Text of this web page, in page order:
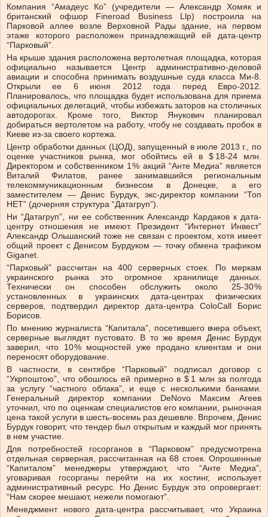
Компания “Амадеус Ко” (учредители — Александр Хомяк и
британский офшор Fineroad Business Llp) построила на
Парковой аллее возле Верховной Рады здание, на первом
этаже которого расположен принадлежащий ей дата-центр
“Парковый”.
На крыше здания расположена вертолетная площадка, которая
официально называется Центр административно-деловой
авиации и способна принимать воздушные суда класса Ми-8.
Открыли ее 6 июня 2012 года перед Евро-2012.
Планировалось, что площадка будет использована для приема
официальных делегаций, чтобы избежать заторов на столичных
автодорогах. Кроме того, Виктор Янукович планировал
добираться вертолетом на работу, чтобу не создавать пробок в
Киеве из-за своего кортежа.
Центр обработки данных (ЦОД), запущенный в июле 2013 г., по
оценке участников рынка, мог обойтись ей в $ 18‑24 млн.
Директором и собственником 1 % акций “Анте Медиа” является
Виталий Филатов, ранее занимавшийся региональным
телекоммуникационным бизнесом в Донецке, а его
заместителем — Денис Бурдук, экс-директор компании “Топ
НЕТ” (дочерняя структура “Датагруп”).
Ни “Датагруп”, ни ее собственник Александр Кардаков к дата-
центру отношения не имеют. Президент “Интернет Инвест”
Александр Ольшанский тоже не связан с проектом, хотя имеет
общий проект с Денисом Бурдуком — точку обмена трафиком
Giganet.
“Парковый” рассчитан на 400 серверных стоек. По меркам
украинского рынка это огромное хранилище данных.
Технически он способен обслужить около 25‑30 %
установленных в украинских дата-центрах физических
серверов, подтвердил директор дата-центра ColoCall Борис
Борисов.
По мнению журналиста “Капитала”, посетившего вчера объект,
серверные выглядят пустовато. В то же время Денис Бурдук
заверил, что 10 % мощностей уже продано клиентам и они
переносят оборудование.
В частности, в сентябре “Парковый” подписал договор с
“Укрпоштою”, что обошлось ей примерно в $ 1 млн за полгода
за услугу “частного облака”, и еще с несколькими банками.
Генеральный директор компании DeNovo Максим Агеев
уточнил, что по оценкам специалистов его компании, рыночная
цена такой услуги в шесть-восемь раз дешевле. Впрочем, Денис
Бурдук говорит, что тендер был открытым и каждый мог принять
в нем участие.
Для потребностей госорганов в “Парковом” предусмотрена
отдельная серверная, рассчитанная на 68 стоек. Опрошенные
“Капиталом” менеджеры утверждают, что “Анте Медиа”,
уговаривая госорганы перейти на их хостинг, использует
административный ресурс. Но Денис Бурдук это опровергает:
“Нам скорее мешают, нежели помогают”.
Менеджмент нового дата-центра рассчитывает, что Украина